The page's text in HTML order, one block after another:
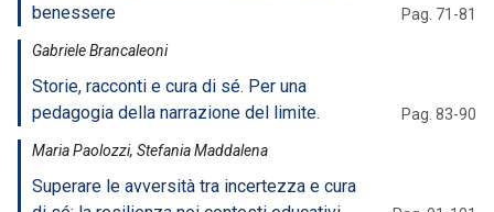
benessere
Pag. 71-81
Gabriele Brancaleoni
Storie, racconti e cura di sé. Per una
pedagogia della narrazione del limite.
Pag. 83-90
Maria Paolozzi, Stefania Maddalena
Superare le avversità tra incertezza e cura